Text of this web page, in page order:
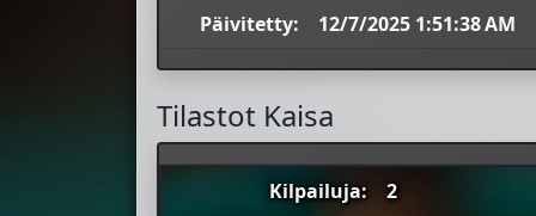
Päivitetty: 12/7/2025 1:51:38 AM
Tilastot Kaisa
Kilpailuja:
2